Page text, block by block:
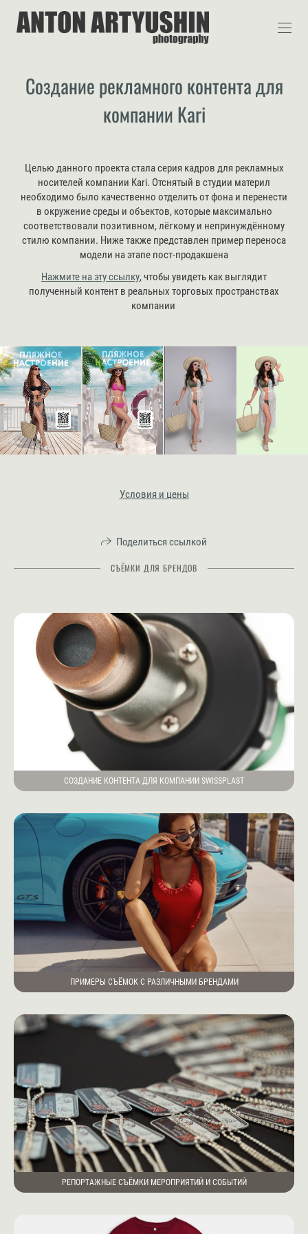
Создание рекламного контента для
компании Kari
Целью данного проекта стала серия кадров для рекламных
носителей компании Kari. Отснятый в студии материл
необходимо было качественно отделить от фона и перенести
в окружение среды и объектов, которые максимально
соответствовали позитивном, лёгкому и непринуждённому
стилю компании. Ниже также представлен пример переноса
модели на этапе пост-продакшена
Нажмите на эту ссылку, чтобы увидеть как выглядит
полученный контент в реальных торговых пространствах
компании
Условия и цены
Поделиться ссылкой
СЪЁМКИ ДЛЯ БРЕНДОВ
СОЗДАНИЕ КОНТЕНТА ДЛЯ КОМПАНИИ SWISSPLAST
ПРИМЕРЫ СЪЁМОК С РАЗЛИЧНЫМИ БРЕНДАМИ
РЕПОРТАЖНЫЕ СЪЁМКИ МЕРОПРИЯТИЙ И СОБЫТИЙ